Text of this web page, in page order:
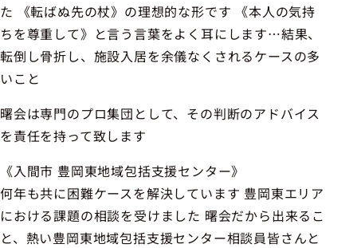
た 《転ばぬ先の杖》の理想的な形です 《本人の気持
ちを尊重して》と言う言葉をよく耳にします…結果、
転倒し骨折し、施設入居を余儀なくされるケースの多
いこと
曙会は専門のプロ集団として、その判断のアドバイス
を責任を持って致します
《入間市 豊岡東地域包括支援センター》
何年も共に困難ケースを解決しています 豊岡東エリア
における課題の相談を受けました 曙会だから出来るこ
と、熱い豊岡東地域包括支援センター相談員皆さんと